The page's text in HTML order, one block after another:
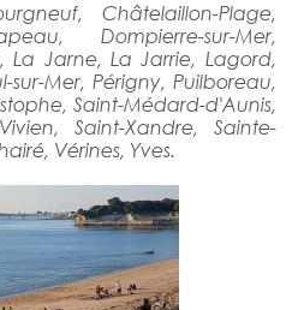
Châtelaillon-Plage,
Dompierre-sur-Mer,
La Jarne, La Jarrie, Lagord,
sur-Mer, Périgny, Puilboreau,
Saint-Médard-d'Aunis,
Saint-Xandre, Sainte-
Vérines, Yves.